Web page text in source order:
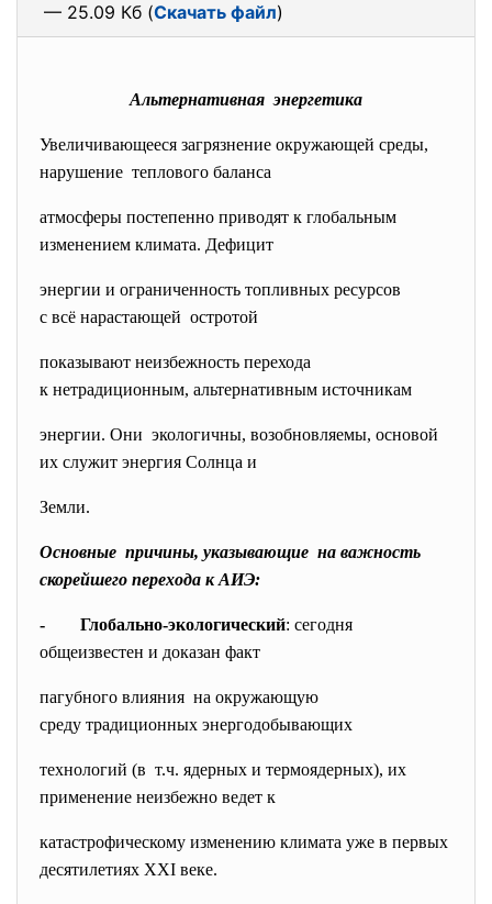
— 25.09 Кб (Скачать файл)
Альтернативная энергетика
Увеличивающееся загрязнение окружающей среды,
нарушение теплового баланса
атмосферы постепенно приводят к глобальным
изменением климата. Дефицит
энергии и ограниченность топливных ресурсов
с всё нарастающей остротой
показывают неизбежность перехода
к нетрадиционным, альтернативным источникам
энергии. Они экологичны, возобновляемы, основой
их служит энергия Солнца и
Земли.
Основные причины, указывающие на важность
скорейшего перехода к АИЭ:
- Глобально-экологический: сегодня
общеизвестен и доказан факт
пагубного влияния на окружающую
среду традиционных энергодобывающих
технологий (в т.ч. ядерных и термоядерных), их
применение неизбежно ведет к
катастрофическому изменению климата уже в первых
десятилетиях XXI веке.